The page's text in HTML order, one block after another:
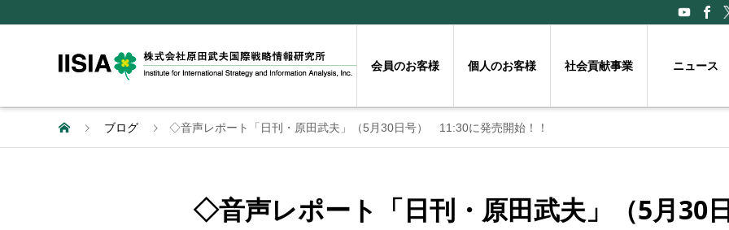
会員のお客様 個人のお客様 社会貢献事業 ニュース
ブログ ◇音声レポート「日刊・原田武夫」（5月30日号） 11:30に発売開始！！
◇音声レポート「日刊・原田武夫」（5月